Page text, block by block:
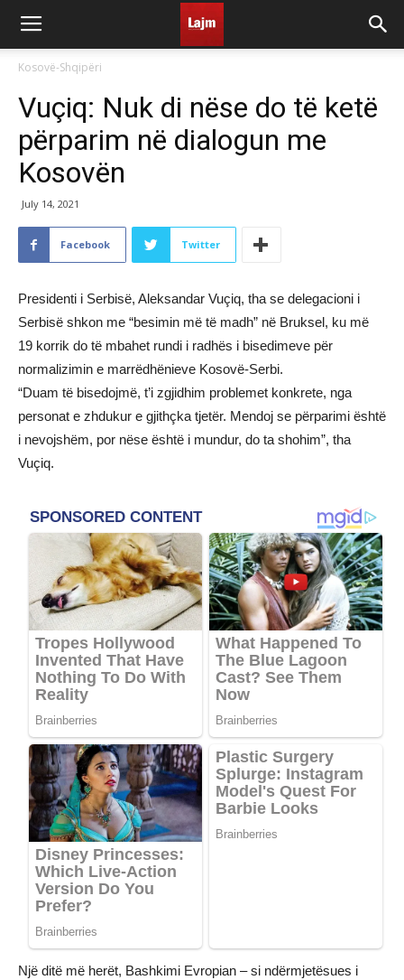
Kosovë-Shqipëri
Vuçiq: Nuk di nëse do të ketë
përparim në dialogun me
Kosovën
July 14, 2021
Facebook Twitter
Presidenti i Serbisë, Aleksandar Vuçiq, tha se delegacioni i
Serbisë shkon me “besimin më të madh” në Bruksel, ku më
19 korrik do të mbahet rundi i radhës i bisedimeve për
normalizimin e marrëdhënieve Kosovë-Serbi.
“Duam të bisedojmë, t’i zgjidhim problemet konkrete, nga
personat e zhdukur e gjithçka tjetër. Mendoj se përparimi është
i nevojshëm, por nëse është i mundur, do ta shohim”, tha
Vuçiq.
Një ditë më herët, Bashkimi Evropian – si ndërmjetësues i